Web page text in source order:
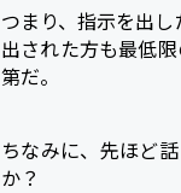
つまり、指示を出
出された方も最低
第だ。
ちなみに、先ほど
か？